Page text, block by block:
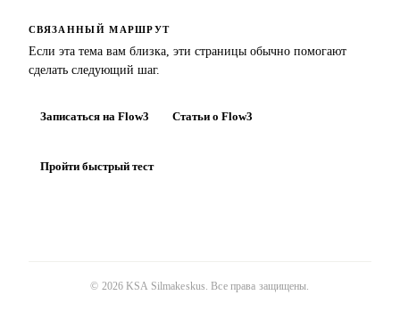
СВЯЗАННЫЙ МАРШРУТ
Если эта тема вам близка, эти страницы обычно помогают
сделать следующий шаг.
Записаться на Flow3 Статьи о Flow3
Пройти быстрый тест
© 2026 KSA Silmakeskus. Все права защищены.